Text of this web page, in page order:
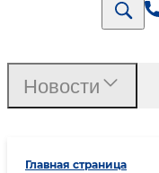
Главная страница
Новости